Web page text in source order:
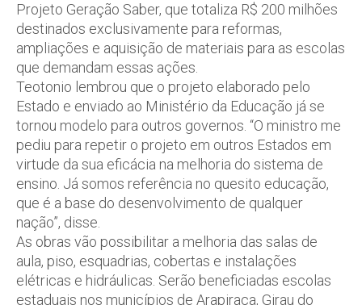
Projeto Geração Saber, que totaliza R$ 200 milhões
destinados exclusivamente para reformas,
ampliações e aquisição de materiais para as escolas
que demandam essas ações.
Teotonio lembrou que o projeto elaborado pelo
Estado e enviado ao Ministério da Educação já se
tornou modelo para outros governos. “O ministro me
pediu para repetir o projeto em outros Estados em
virtude da sua eficácia na melhoria do sistema de
ensino. Já somos referência no quesito educação,
que é a base do desenvolvimento de qualquer
nação”, disse.
As obras vão possibilitar a melhoria das salas de
aula, piso, esquadrias, cobertas e instalações
elétricas e hidráulicas. Serão beneficiadas escolas
estaduais nos municípios de Arapiraca, Girau do